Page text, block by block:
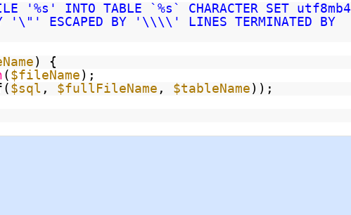
'%s' INTO TABLE `%s` CHARACTER SET utf8mb4
'\"' ESCAPED BY '\\\\' LINES TERMINATED BY
) {
( $fileName );
$sql , $fullFileName , $tableName ));